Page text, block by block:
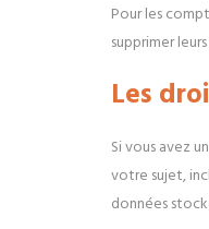
Pour les
supprimer
Les
Si vous avez
votre sujet,
données